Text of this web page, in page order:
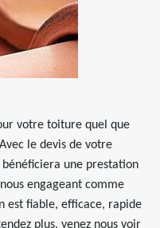
votre toiture quel que
le devis de votre
bénéficiera une prestation
engageant comme
est fiable, efficace, rapide
plus, venez nous voir